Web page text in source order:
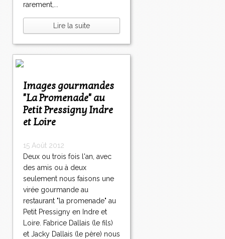
rarement,...
Lire la suite
Images gourmandes
"La Promenade" au
Petit Pressigny Indre
et Loire
15 Août 2012
Deux ou trois fois l'an, avec
des amis ou à deux
seulement nous faisons une
virée gourmande au
restaurant "la promenade" au
Petit Pressigny en Indre et
Loire. Fabrice Dallais (le fils)
et Jacky Dallais (le père) nous